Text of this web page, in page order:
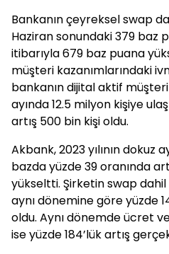
Bankanın çeyreksel swap
Haziran sonundaki 379 baz
itibarıyla 679 baz puana
müşteri kazanımlarındaki
bankanın dijital aktif müşteri
ayında 12.5 milyon kişiye
artış 500 bin kişi oldu.
Akbank, 2023 yılının dokuz
bazda yüzde 39 oranında
yükseltti. Şirketin swap dahil
aynı dönemine göre yüzde
oldu. Aynı dönemde ücret
ise yüzde 184’lük artış